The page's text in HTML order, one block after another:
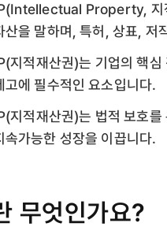
Property, 지
산을 말하며, 특허, 상표, 저
지적재산권)는 기업의 핵심
고에 필수적인 요소입니다.
지적재산권)는 법적 보호
속가능한 성장을 이끕니다.
무엇인가요?